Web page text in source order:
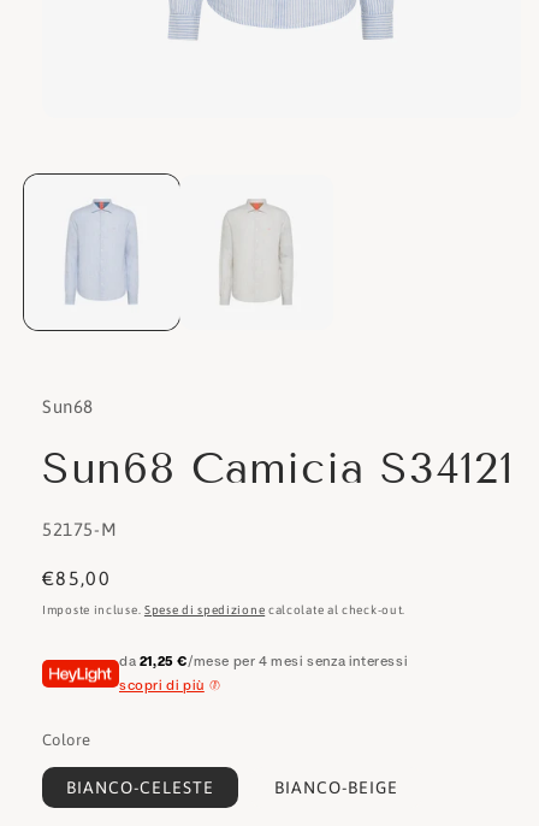
1
finestra
modale
Sun68
Sun68 Camicia S34121
SKU:
52175-M
Prezzo
di
€85,00
Imposte incluse. Spese di spedizione calcolate al check-out.
da 21,25 €/mese per 4 mesi senza interessi
scopri di più
Colore
BIANCO-CELESTE BIANCO-BEIGE